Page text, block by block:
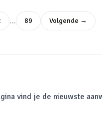
… 89 Volgende →
vind je de nieuwste